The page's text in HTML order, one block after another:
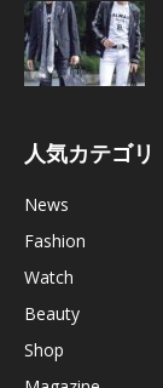
人気カテゴリ
News
Fashion
Watch
Beauty
Shop